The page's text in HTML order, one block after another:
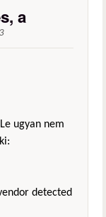
a
ugyan nem
detected